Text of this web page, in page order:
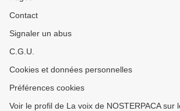
Contact
Signaler un abus
C.G.U.
Cookies et données personnelles
Préférences cookies
Voir le profil de La voix de NOSTERPACA sur